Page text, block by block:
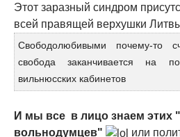
Этот заразный синдром
всей правящей верхушки
Свободолюбивыми почему-то
свобода заканчивается на
вильнюсских кабинетов
И мы все в лицо знаем этих
вольнодумцев"
или